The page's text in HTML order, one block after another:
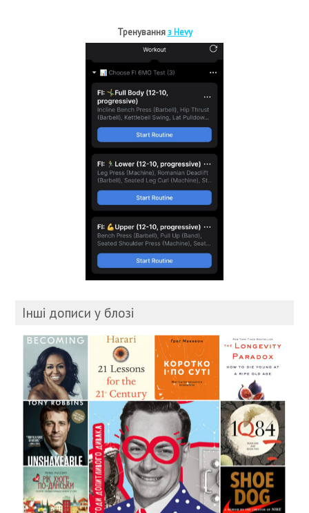
Тренуванняз Hevy
Інші дописи у блозі